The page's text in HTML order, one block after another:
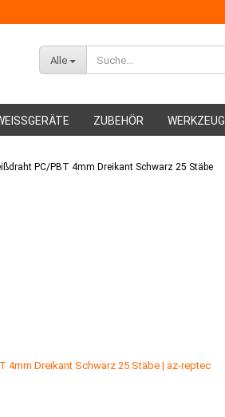
Alle
ZUBEHÖR WERKZEUG
PC/PBT 4mm Dreikant Schwarz 25 Stäbe